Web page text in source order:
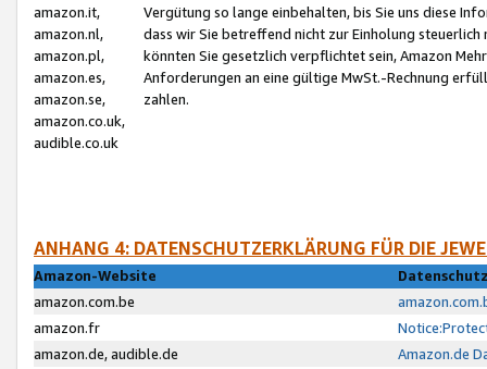
amazon.it,
amazon.nl,
amazon.pl,
amazon.es,
amazon.se,
amazon.co.uk,
audible.co.uk
Vergütung so lange einbehalten, bis Sie uns diese
dass wir Sie betreffend nicht zur Einholung
könnten Sie gesetzlich verpflichtet sein, Amazon
Anforderungen an eine gültige MwSt.-Rechnung
zahlen.
ANHANG 4: DATENSCHUTZERKLÄRUNG FÜR DIE
Amazon-Website
amazon.com.be
amazon.fr
amazon.de, audible.de
Amazon.de